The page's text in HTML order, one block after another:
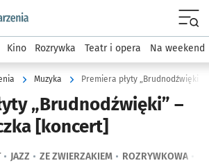
wroclaw.pl podserwis: Wydarzenia
Kino Rozrywka Teatr i opera Na weekend
Muzyka Premiera płyty „Brudnodźwięki”
„Brudnodźwięki” –
[koncert]
JAZZ ZE ZWIERZAKIEM ROZRYWKOWA